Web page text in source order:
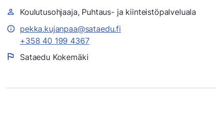
Koulutusohjaaja, Puhtaus- ja kiinteistöpalveluala
pekka.kujanpaa@sataedu.fi
+358 40 199 4367
Sataedu Kokemäki